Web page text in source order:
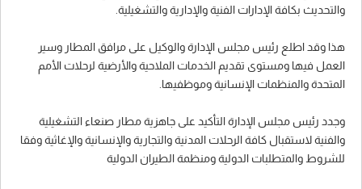
والتحديث بكافة الإدارات الفنية والإدارية والتشغيلية.
هذا وقد اطلع رئيس مجلس الإدارة والوكيل على مرافق المطار وسير
العمل فيها ومستوى تقديم الخدمات الملاحية والأرضية لرحلات الأمم
المتحدة والمنظمات الإنسانية وموظفيها.
وجدد رئيس مجلس الإدارة التأكيد على جاهزية مطار صنعاء التشغيلية
والفنية لاستقبال كافة الرحلات المدنية والتجارية والإنسانية والإغاثية وفقا
للشروط والمتطلبات الدولية ومنظمة الطيران الدولية